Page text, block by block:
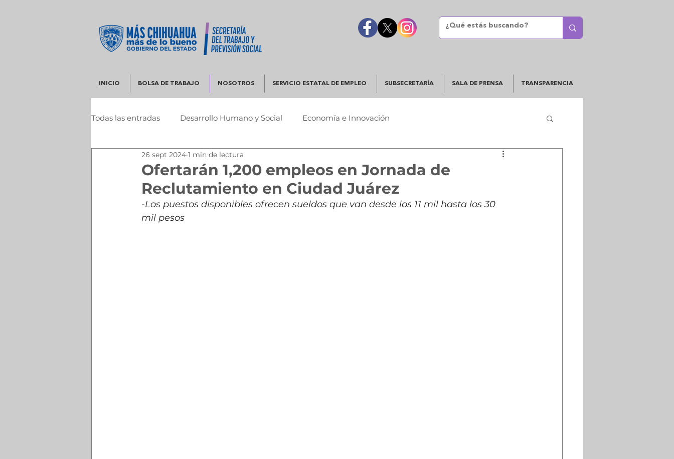
INICIO BOLSA DE TRABAJO NOSOTROS SERVICIO ESTATAL DE EMPLEO SUBSECRETARÍA SALA DE PRENSA TRANSPARENCIA
Todas las entradas Desarrollo Humano y Social Economía e Innovación
Infraestructura y Desarrollo Urbano
Ofertarán 1,200 empleos en Jornada de
Reclutamiento en Ciudad Juárez
26 sept 2024 1 min de lectura
-Los puestos disponibles ofrecen sueldos que van desde los 11 mil hasta los 30
mil pesos